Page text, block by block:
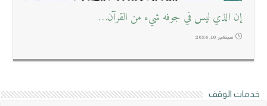
إن الذي ليس في جوفه شيء من القرآن…
سبتمبر 10, 2024
خدمات الوقف